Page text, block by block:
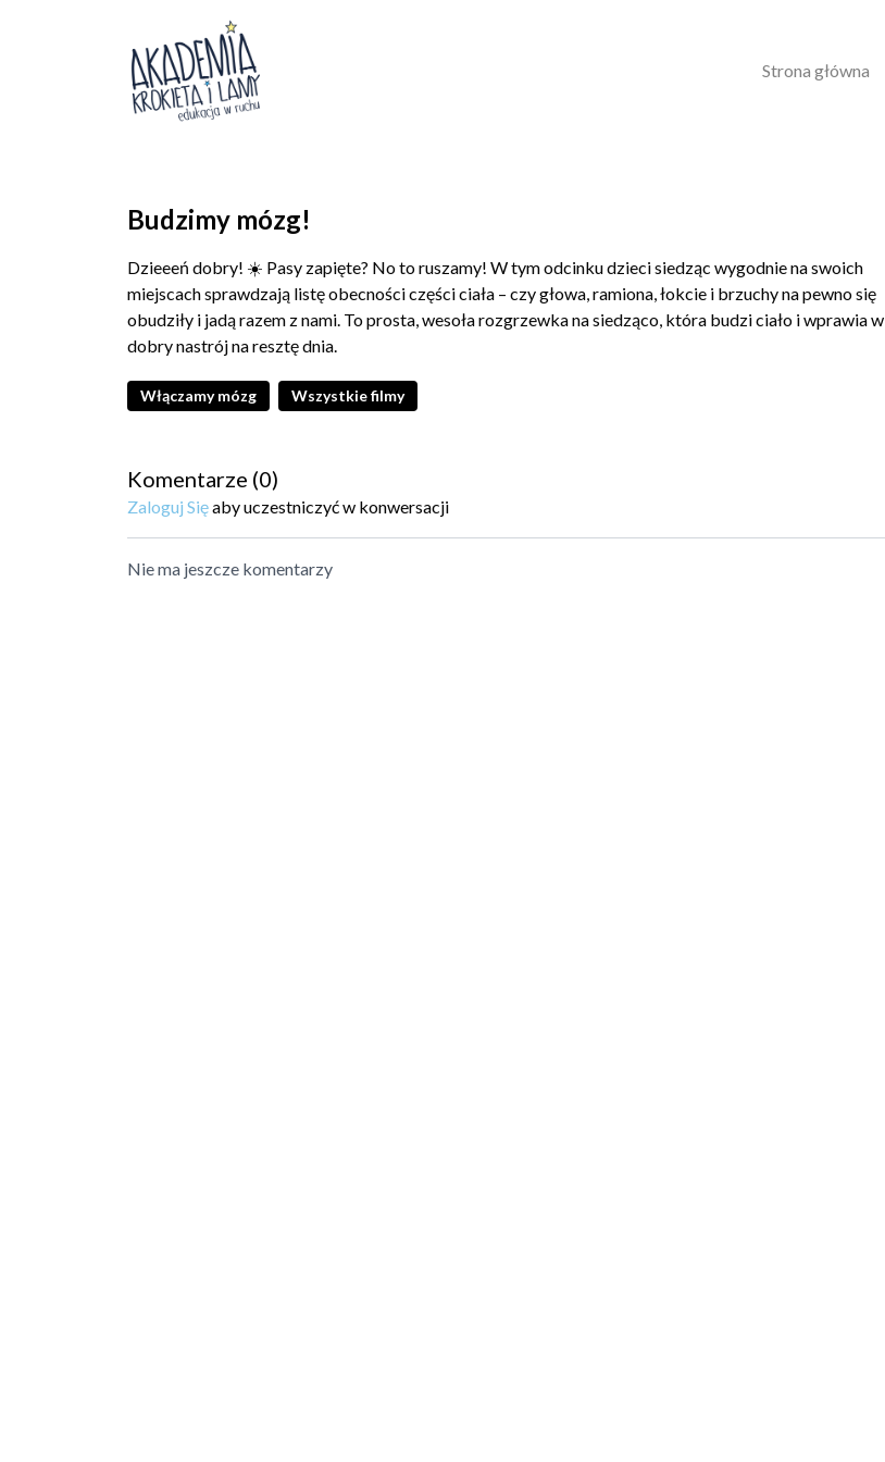
Strona główna
Budzimy mózg!
Dzieeeń dobry! ☀️ Pasy zapięte? No to ruszamy! W tym odcinku dzieci siedząc wygodnie na swoich
miejscach sprawdzają listę obecności części ciała – czy głowa, ramiona, łokcie i brzuchy na pewno się
obudziły i jadą razem z nami. To prosta, wesoła rozgrzewka na siedząco, która budzi ciało i wprawia w
dobry nastrój na resztę dnia.
Włączamy mózg Wszystkie filmy
Komentarze (0)
Zaloguj Sięaby uczestniczyć w konwersacji
Nie ma jeszcze komentarzy